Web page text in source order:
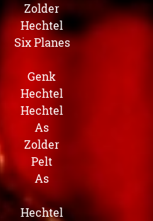
Zolder
Hechtel
Six Planes
Genk
Hechtel
Hechtel
As
Zolder
Pelt
As
Hechtel